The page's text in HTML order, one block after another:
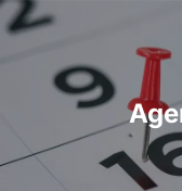
Navigation
l’article